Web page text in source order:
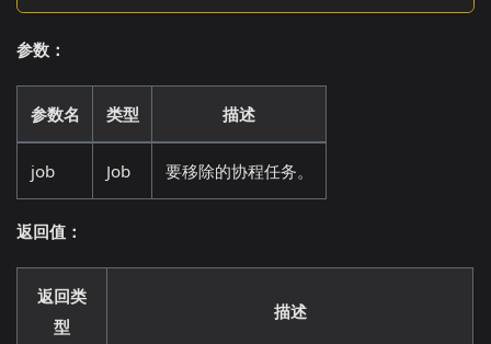
参数：
参数名 类型 描述
job Job 要移除的协程任务。
返回值：
返回类
型
描述